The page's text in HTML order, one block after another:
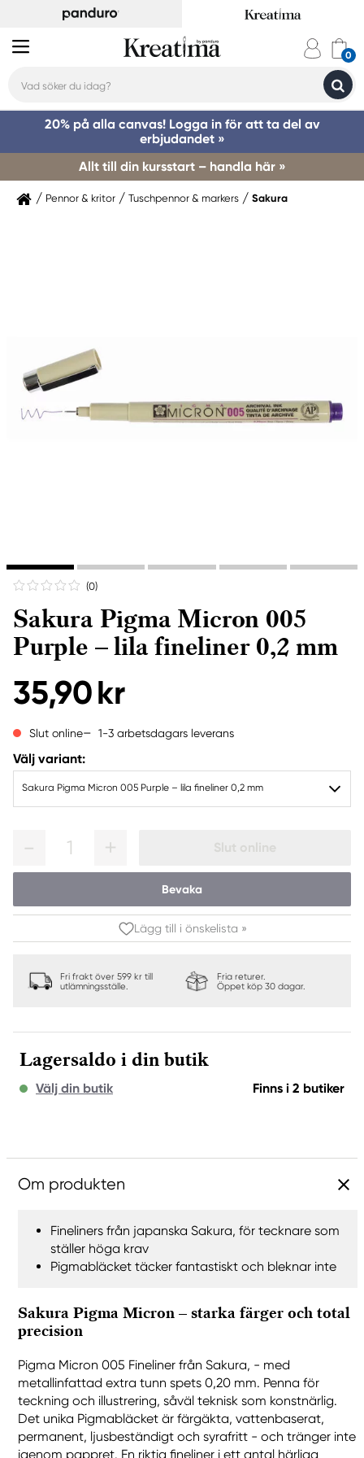
20% på alla canvas! Logga in för att ta del av
erbjudandet »
Allt till din kursstart – handla här »
Pennor & kritor Tuschpennor & markers Sakura
(0)
Sakura Pigma Micron 005
Purple – lila fineliner 0,2 mm
35,90 kr
Slut online 1-3 arbetsdagars leverans
Välj variant:
Sakura Pigma Micron 005 Purple – lila fineliner 0,2 mm
1 Slut online
Bevaka
Lägg till i önskelista »
Fri frakt över 599 kr till
utlämningsställe.
Fria returer.
Öppet köp 30 dagar.
Lagersaldo i din butik
Välj din butik Finns i 2 butiker
Om produkten
Fineliners från japanska Sakura, för tecknare som
ställer höga krav
Pigmabläcket täcker fantastiskt och bleknar inte
Sakura Pigma Micron – starka färger och total
precision
Pigma Micron 005 Fineliner från Sakura, - med
metallinfattad extra tunn spets 0,20 mm. Penna för
teckning och illustrering, såväl teknisk som konstnärlig.
Det unika Pigmabläcket är färgäkta, vattenbaserat,
permanent, ljusbeständigt och syrafritt - och tränger inte
igenom pappret. En riktig fineliner i ett antal härliga